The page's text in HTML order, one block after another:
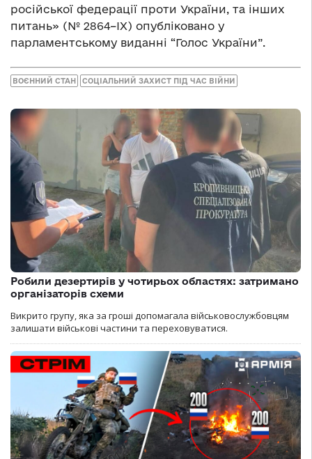
російської федерації проти України, та інших
питань» (№ 2864–IX) опубліковано у
парламентському виданні “Голос України”.
ВОЄННИЙ СТАН СОЦІАЛЬНИЙ ЗАХИСТ ПІД ЧАС ВІЙНИ
Робили дезертирів у чотирьох областях: затримано
організаторів схеми
Викрито групу, яка за гроші допомагала військовослужбовцям
залишати військові частини та переховуватися.